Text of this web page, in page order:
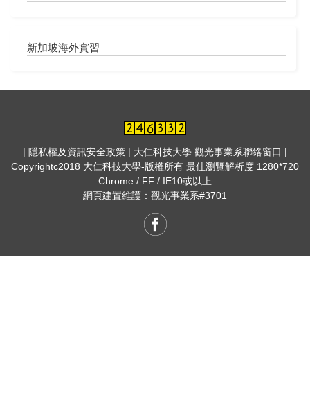
新加坡海外實習
| 隱私權及資訊安全政策 | 大仁科技大學 觀光事業系聯絡窗口 |
Copyrightc2018 大仁科技大學-版權所有 最佳瀏覽解析度 1280*720
Chrome / FF / IE10或以上
網頁建置維護：觀光事業系#3701